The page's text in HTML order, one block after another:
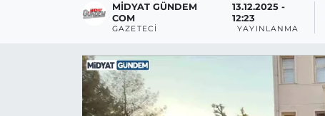
MIDYAT GÜNDEM
COM
GAZETECI
13.12.2025 -
12:23
YAYINLANMA